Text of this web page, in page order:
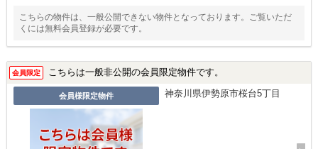
こちらの物件は、一般公開できない物件となっております。ご覧いただ
くには無料会員登録が必要です。
会員限定 こちらは一般非公開の会員限定物件です。
会員様限定物件 神奈川県伊勢原市桜台5丁目